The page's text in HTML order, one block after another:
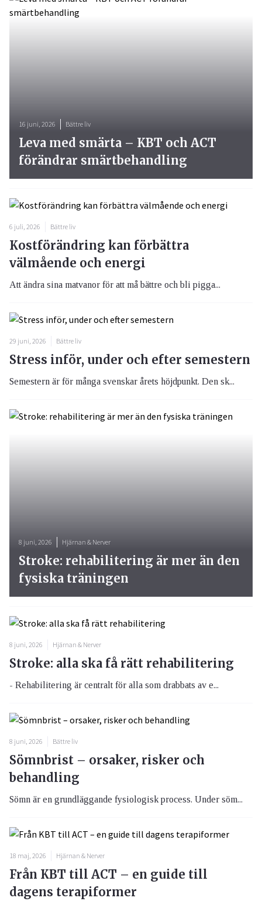
6 juli, 2026 Bättre liv
Kostförändring kan förbättra
välmående och energi
Att ändra sina matvanor för att må bättre och bli pigga...
29 juni, 2026 Bättre liv
Stress inför, under och efter semestern
Semestern är för många svenskar årets höjdpunkt. Den sk...
16 juni, 2026 Bättre liv
Leva med smärta – KBT och ACT
förändrar smärtbehandling
8 juni, 2026 Hjärnan & Nerver
Stroke: rehabilitering är mer än den
fysiska träningen
8 juni, 2026 Hjärnan & Nerver
Stroke: alla ska få rätt rehabilitering
- Rehabilitering är centralt för alla som drabbats av e...
8 juni, 2026 Bättre liv
Sömnbrist – orsaker, risker och
behandling
Sömn är en grundläggande fysiologisk process. Under söm...
18 maj, 2026 Hjärnan & Nerver
Från KBT till ACT – en guide till
dagens terapiformer